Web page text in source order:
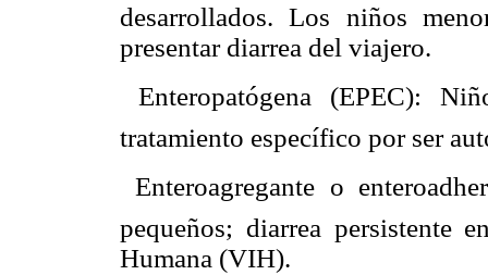
desarrollados. Los niños
presentar diarrea del viajero.
 Enteropatógena (EPEC):
tratamiento específico por ser
 Enteroagregante o
pequeños; diarrea persistente
Humana (VIH).